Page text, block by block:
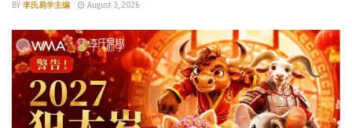
BY 李氏易学主编 August 3, 2026